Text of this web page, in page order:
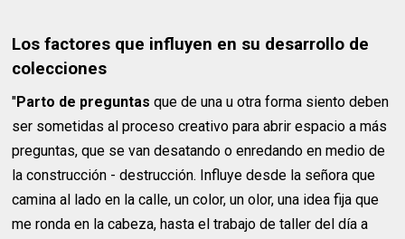
Los factores que influyen en su desarrollo de
colecciones
"Parto de preguntasque de una u otra forma siento deben
ser sometidas al proceso creativo para abrir espacio a más
preguntas, que se van desatando o enredando en medio de
la construcción - destrucción. Influye desde la señora que
camina al lado en la calle, un color, un olor, una idea fija que
me ronda en la cabeza, hasta el trabajo de taller del día a